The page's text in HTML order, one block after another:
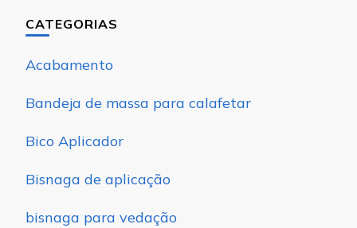
CATEGORIAS
Acabamento
Bandeja de massa para calafetar
Bico Aplicador
Bisnaga de aplicação
bisnaga para vedação